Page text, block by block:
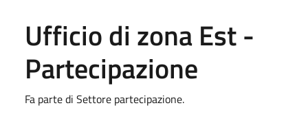
Ufficio di zona Est -
Partecipazione
Fa parte di Settore partecipazione.